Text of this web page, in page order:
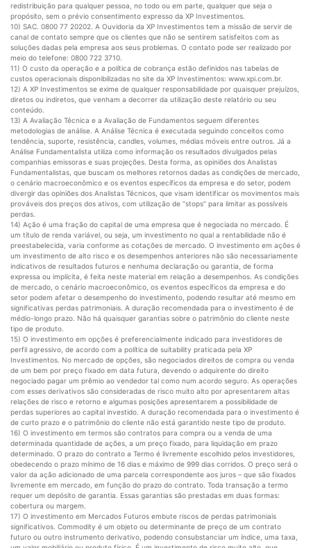
redistribuição para qualquer pessoa, no todo ou em parte, qualquer que seja o
propósito, sem o prévio consentimento expresso da XP Investimentos.
10) SAC. 0800 77 20202. A Ouvidoria da XP Investimentos tem a missão de servir de
canal de contato sempre que os clientes que não se sentirem satisfeitos com as
soluções dadas pela empresa aos seus problemas. O contato pode ser realizado por
meio do telefone: 0800 722 3710.
11) O custo da operação e a política de cobrança estão definidos nas tabelas de
custos operacionais disponibilizadas no site da XP Investimentos: www.xpi.com.br.
12) A XP Investimentos se exime de qualquer responsabilidade por quaisquer prejuízos,
diretos ou indiretos, que venham a decorrer da utilização deste relatório ou seu
conteúdo.
13) A Avaliação Técnica e a Avaliação de Fundamentos seguem diferentes
metodologias de análise. A Análise Técnica é executada seguindo conceitos como
tendência, suporte, resistência, candles, volumes, médias móveis entre outros. Já a
Análise Fundamentalista utiliza como informação os resultados divulgados pelas
companhias emissoras e suas projeções. Desta forma, as opiniões dos Analistas
Fundamentalistas, que buscam os melhores retornos dadas as condições de mercado,
o cenário macroeconômico e os eventos específicos da empresa e do setor, podem
divergir das opiniões dos Analistas Técnicos, que visam identificar os movimentos mais
prováveis dos preços dos ativos, com utilização de “stops” para limitar as possíveis
perdas.
14) Ação é uma fração do capital de uma empresa que é negociada no mercado. É
um título de renda variável, ou seja, um investimento no qual a rentabilidade não é
preestabelecida, varia conforme as cotações de mercado. O investimento em ações é
um investimento de alto risco e os desempenhos anteriores não são necessariamente
indicativos de resultados futuros e nenhuma declaração ou garantia, de forma
expressa ou implícita, é feita neste material em relação a desempenhos. As condições
de mercado, o cenário macroeconômico, os eventos específicos da empresa e do
setor podem afetar o desempenho do investimento, podendo resultar até mesmo em
significativas perdas patrimoniais. A duração recomendada para o investimento é de
médio-longo prazo. Não há quaisquer garantias sobre o patrimônio do cliente neste
tipo de produto.
15) O investimento em opções é preferencialmente indicado para investidores de
perfil agressivo, de acordo com a política de suitability praticada pela XP
Investimentos. No mercado de opções, são negociados direitos de compra ou venda
de um bem por preço fixado em data futura, devendo o adquirente do direito
negociado pagar um prêmio ao vendedor tal como num acordo seguro. As operações
com esses derivativos são consideradas de risco muito alto por apresentarem altas
relações de risco e retorno e algumas posições apresentarem a possibilidade de
perdas superiores ao capital investido. A duração recomendada para o investimento é
de curto prazo e o patrimônio do cliente não está garantido neste tipo de produto.
16) O investimento em termos são contratos para compra ou a venda de uma
determinada quantidade de ações, a um preço fixado, para liquidação em prazo
determinado. O prazo do contrato a Termo é livremente escolhido pelos investidores,
obedecendo o prazo mínimo de 16 dias e máximo de 999 dias corridos. O preço será o
valor da ação adicionado de uma parcela correspondente aos juros – que são fixados
livremente em mercado, em função do prazo do contrato. Toda transação a termo
requer um depósito de garantia. Essas garantias são prestadas em duas formas:
cobertura ou margem.
17) O investimento em Mercados Futuros embute riscos de perdas patrimoniais
significativos. Commodity é um objeto ou determinante de preço de um contrato
futuro ou outro instrumento derivativo, podendo consubstanciar um índice, uma taxa,